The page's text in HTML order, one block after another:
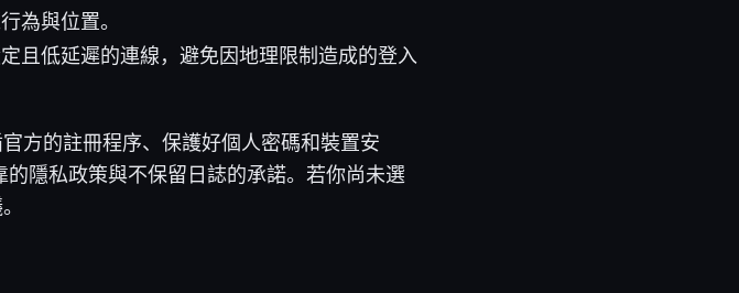
為與位置。
且低延遲的連線，避免因地理限制造成的登入
方的註冊程序、保護好個人密碼和裝置安
隱私政策與不保留日誌的承諾。若你尚未選